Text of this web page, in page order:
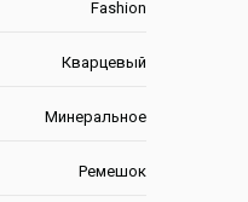
Fashion
Кварцевый
Минеральное
Ремешок